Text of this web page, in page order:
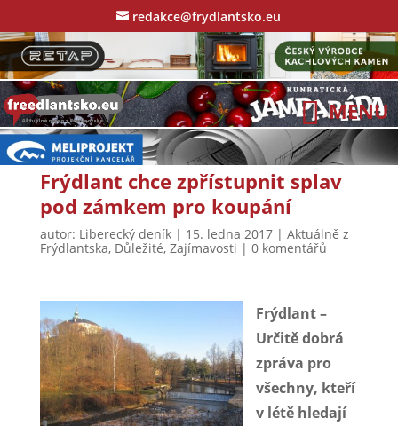
redakce@frydlantsko.eu
Frýdlant chce zpřístupnit splav
pod zámkem pro koupání
autor: Liberecký deník| 15. ledna 2017| Aktuálně z
Frýdlantska, Důležité, Zajímavosti | 0 komentářů
Frýdlant –
Určitě dobrá
zpráva pro
všechny, kteří
v létě hledají